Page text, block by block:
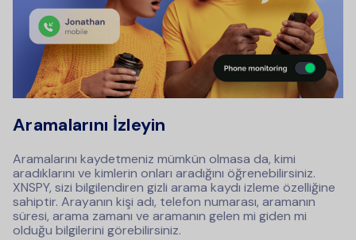
Aramalarını İzleyin
Aramalarını kaydetmeniz mümkün olmasa da, kimi
aradıklarını ve kimlerin onları aradığını öğrenebilirsiniz.
XNSPY, sizi bilgilendiren gizli arama kaydı izleme özelliğine
sahiptir. Arayanın kişi adı, telefon numarası, aramanın
süresi, arama zamanı ve aramanın gelen mi giden mi
olduğu bilgilerini görebilirsiniz.